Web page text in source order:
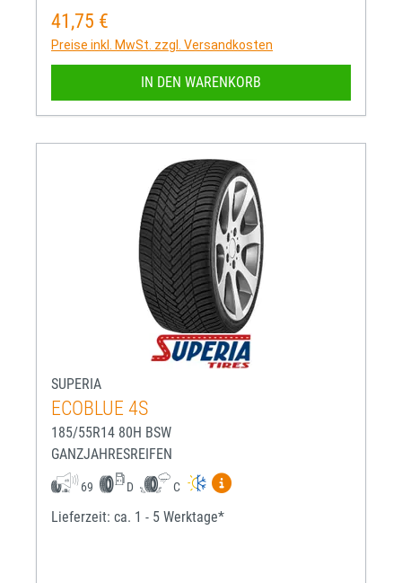
Regulärer Preis:
41,75 €
Preise inkl. MwSt. zzgl. Versandkosten
IN DEN WARENKORB
SUPERIA
ECOBLUE 4S
185/55R14 80H BSW
GANZJAHRESREIFEN
69 D C
Mehr Informationen zum
Lieferzeit: ca. 1 - 5 Werktage*